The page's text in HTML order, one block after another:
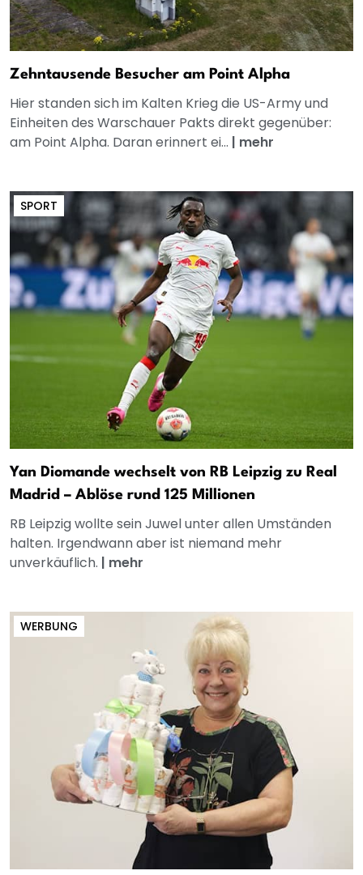
Zehntausende Besucher am Point Alpha
Hier standen sich im Kalten Krieg die US-Army und
Einheiten des Warschauer Pakts direkt gegenüber:
am Point Alpha. Daran erinnert ei... | mehr
SPORT
Yan Diomande wechselt von RB Leipzig zu Real
Madrid – Ablöse rund 125 Millionen
RB Leipzig wollte sein Juwel unter allen Umständen
halten. Irgendwann aber ist niemand mehr
unverkäuflich. | mehr
WERBUNG